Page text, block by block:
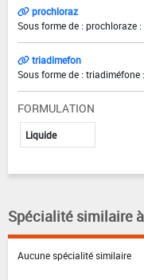
prochloraz
Sous forme de : prochloraze :
triadimefon
Sous forme de : triadiméfone
FORMULATION
Liquide
Spécialité similaire à
Aucune spécialité similaire